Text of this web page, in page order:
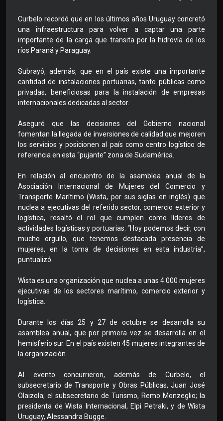
Curbelo recordó que en los últimos años Uruguay concretó
una infraestructura para volver a captar una parte
importante de la carga que transita por la hidrovía de los
ríos Paraná y Paraguay.
Subrayó, además, que en el país existe una importante
cantidad de instalaciones portuarias, tanto públicas como
privadas, beneficiosas para la instalación de empresas
internacionales dedicadas al sector.
Aseguró que las decisiones del Gobierno nacional
fomentan la llegada de inversiones de calidad que mejoren
los servicios y posicionen al país como centro logístico de
referencia en esta “pujante” zona de Sudamérica.
En relación al encuentro de la asamblea anual de la
Asociación Internacional de Mujeres del Comercio y
Transporte Marítimo (Wista, por sus siglas en inglés) que
nuclea a ejecutivas del referido sector, comercio exterior y
logística, resaltó el rol que cumplen como líderes de
actividades logísticas y portuarias. “Hoy podemos decir, con
mucho orgullo, que tenemos destacada presencia de
mujeres, en la toma de decisiones en esta industria”,
puntualizó.
Wista es una organización que nuclea a unas 4.000 mujeres
ejecutivas de los sectores marítimo, comercio exterior y
logística.
Durante los días 25 y 27 de octubre se desarrolla su
asamblea anual, que por primera vez se desarrolla en el
hemisferio sur. En el país existen 45 mujeres integrantes de
la organización.
Al evento concurrieron, además de Curbelo, el
subsecretario de Transporte y Obras Públicas, Juan José
Olaizola; el subsecretario de Turismo, Remo Monzeglio; la
presidenta de Wista Internacional, Elpi Petraki, y de Wista
Uruguay, Alessandra Bugge.